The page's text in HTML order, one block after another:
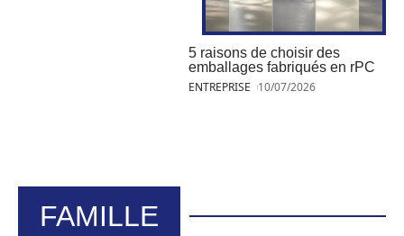
5 raisons de choisir des
emballages fabriqués en rPC
ENTREPRISE 10/07/2026
FAMILLE